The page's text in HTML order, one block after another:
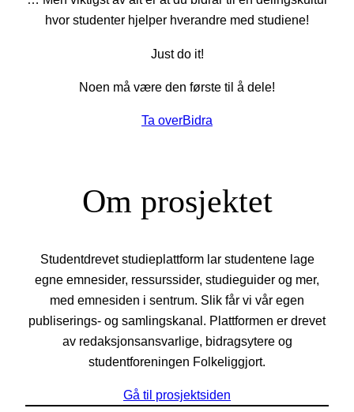
hvor studenter hjelper hverandre med studiene!
Just do it!
Noen må være den første til å dele!
Ta overBidra
Om prosjektet
Studentdrevet studieplattform lar studentene lage
egne emnesider, ressurssider, studieguider og mer,
med emnesiden i sentrum. Slik får vi vår egen
publiserings- og samlingskanal. Plattformen er drevet
av redaksjonsansvarlige, bidragsytere og
studentforeningen Folkeliggjort.
Gå til prosjektsiden